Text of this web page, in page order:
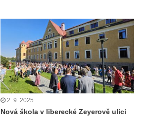
2. 9. 2025
Nová škola v liberecké Zeyerově ulici